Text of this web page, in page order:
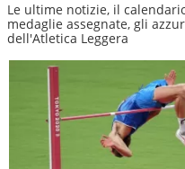
Le ultime notizie, il
medaglie assegnate, gli
dell'Atletica Leggera